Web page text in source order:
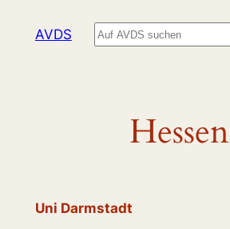
InhaltAVDS Suchen
Hessen
Uni Darmstadt